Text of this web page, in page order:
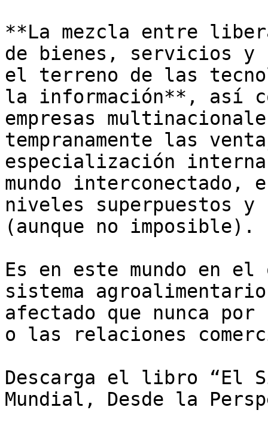
**La mezcla entre
de bienes, servicios y
el terreno de las
la información**, así
empresas
tempranamente las
especialización
mundo interconectado,
niveles superpuestos
(aunque no imposible).
Es en este mundo en
sistema agroalimentario
afectado que nunca
o las relaciones
Descarga el libro “El
Mundial, Desde la